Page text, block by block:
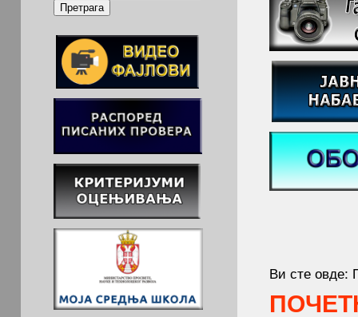
Претрага
Ви сте овде: